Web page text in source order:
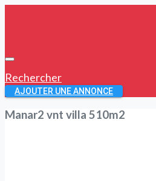
Rechercher
AJOUTER UNE ANNONCE
Manar2 vnt villa 510m2